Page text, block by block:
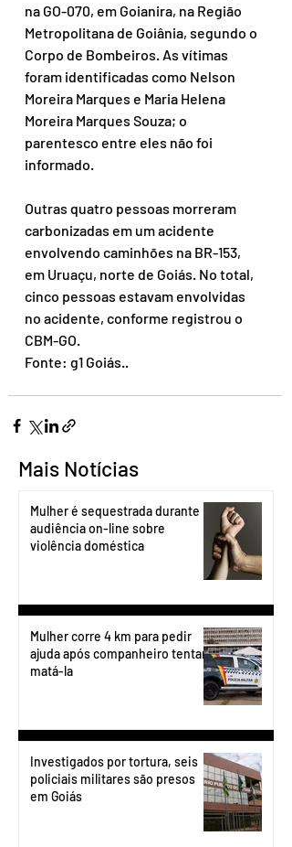
na GO-070, em Goianira, na Região
Metropolitana de Goiânia, segundo o
Corpo de Bombeiros. As vítimas
foram identificadas como Nelson
Moreira Marques e Maria Helena
Moreira Marques Souza; o
parentesco entre eles não foi
informado.
Outras quatro pessoas morreram
carbonizadas em um acidente
envolvendo caminhões na BR-153,
em Uruaçu, norte de Goiás. No total,
cinco pessoas estavam envolvidas
no acidente, conforme registrou o
CBM-GO.
Fonte: g1 Goiás..
Mais Notícias
Mulher é sequestrada durante
audiência on-line sobre
violência doméstica
Mulher corre 4 km para pedir
ajuda após companheiro tentar
matá-la
Investigados por tortura, seis
policiais militares são presos
em Goiás